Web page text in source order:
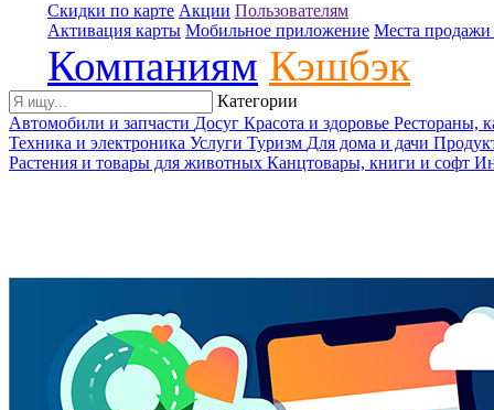
Скидки по карте Акции Пользователям
Активация карты Мобильное приложение Места продажи
Компаниям Кэшбэк
Категории
Автомобили и запчасти Досуг Красота и здоровье Рестораны,
Техника и электроника Услуги Туризм Для дома и дачи
Растения и товары для животных Канцтовары, книги и софт